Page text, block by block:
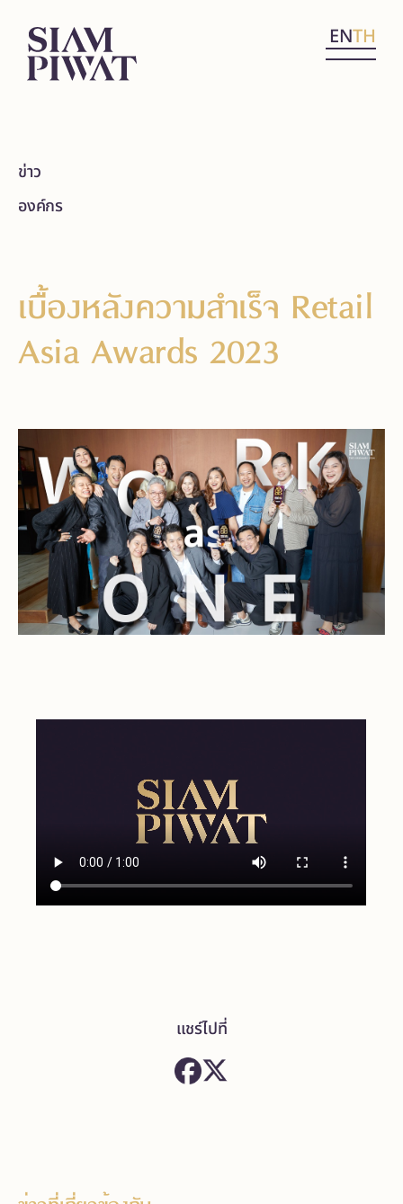
ENTH
ข่าว
องค์กร
เบื้องหลังความสำเร็จ Retail
Asia Awards 2023
แชร์ไปที่